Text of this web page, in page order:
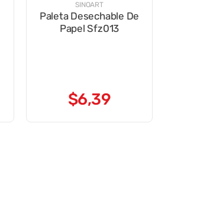
SINOART
Paleta Desechable De
Papel Sfz013
$6,39